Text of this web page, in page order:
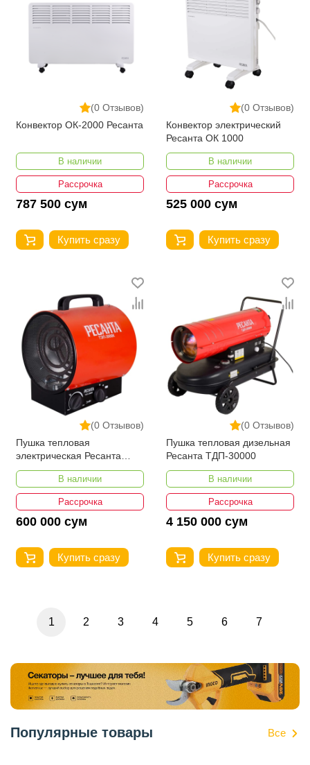
(0 Отзывов)
Конвектор ОК-2000 Ресанта
В наличии
Рассрочка
787 500 сум
Купить сразу
(0 Отзывов)
Конвектор электрический
Ресанта ОК 1000
В наличии
Рассрочка
525 000 сум
Купить сразу
(0 Отзывов)
Пушка тепловая
электрическая Ресанта
ТЭП-3000К (круглая)
В наличии
Рассрочка
600 000 сум
Купить сразу
(0 Отзывов)
Пушка тепловая дизельная
Ресанта ТДП-30000
В наличии
Рассрочка
4 150 000 сум
Купить сразу
1 2 3 4 5 6 7
Популярные товары Все